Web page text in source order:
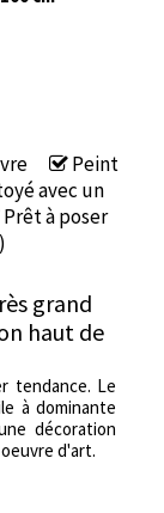
Peint
avec un
Prêt à poser
grand
haut de
tendance. Le
à dominante
décoration
d'art.